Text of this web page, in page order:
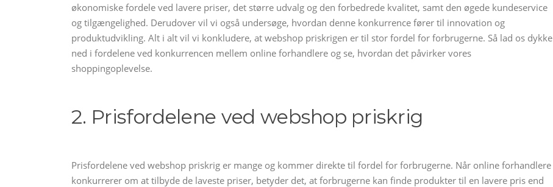
økonomiske fordele ved lavere priser, det større udvalg og den forbedrede kvalitet, samt den øgede kundeservice
og tilgængelighed. Derudover vil vi også undersøge, hvordan denne konkurrence fører til innovation og
produktudvikling. Alt i alt vil vi konkludere, at webshop priskrigen er til stor fordel for forbrugerne. Så lad os dykke
ned i fordelene ved konkurrencen mellem online forhandlere og se, hvordan det påvirker vores
shoppingoplevelse.
2. Prisfordelene ved webshop priskrig
Prisfordelene ved webshop priskrig er mange og kommer direkte til fordel for forbrugerne. Når online forhandlere
konkurrerer om at tilbyde de laveste priser, betyder det, at forbrugerne kan finde produkter til en lavere pris end